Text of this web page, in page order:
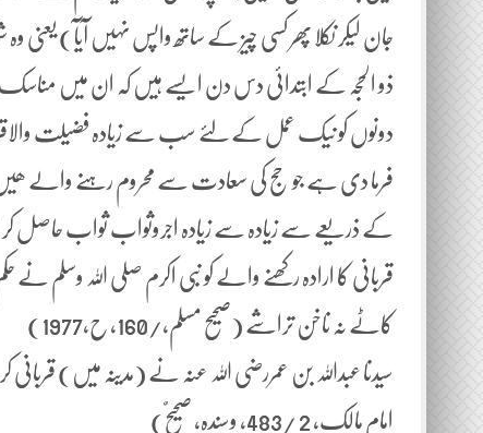
جان لیکر نکلا پھر کسی چیز کے ساتھ واپس نہیں آیآ) یعنی
ذو الحجہ کے ابتدائی دس دن ایسے ہیں کہ ان میں مناسک
دونوں کو نیک عمل کے لئے سب سے زیادہ فضیلت
فرما دی ہے جو حج کی سعادت سے محروم رہنے والے ھیں
کے ذریعے سے زیادہ سے زیادہ اجروثواب ثواب حاصل کر
قربانی کا ارادہ رکھنے والے کو نبی اکرم صلی اللہ وسلم
کاٹے نہ ناخن تراشے (صحیح مسلم،/160، ح،1977)
سیدنا عبداللہ بن عمررضی اللہ عنہ نے (مدینہ میں)
امام مالک، 2 /483، وسندہ، صحیحٌ)